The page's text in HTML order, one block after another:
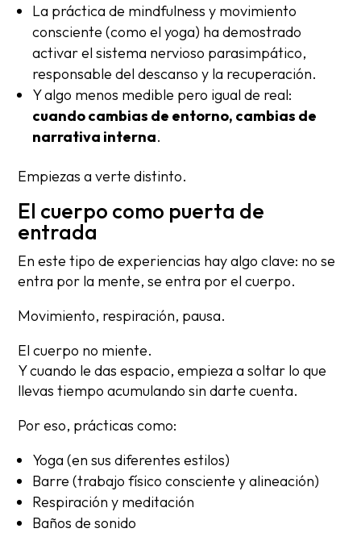
La práctica de mindfulness y movimiento
consciente (como el yoga) ha demostrado
activar el sistema nervioso parasimpático,
responsable del descanso y la recuperación.
Y algo menos medible pero igual de real:
cuando cambias de entorno, cambias de
narrativa interna.
Empiezas a verte distinto.
El cuerpo como puerta de
entrada
En este tipo de experiencias hay algo clave: no se
entra por la mente, se entra por el cuerpo.
Movimiento, respiración, pausa.
El cuerpo no miente.
Y cuando le das espacio, empieza a soltar lo que
llevas tiempo acumulando sin darte cuenta.
Por eso, prácticas como:
Yoga (en sus diferentes estilos)
Barre (trabajo físico consciente y alineación)
Respiración y meditación
Baños de sonido